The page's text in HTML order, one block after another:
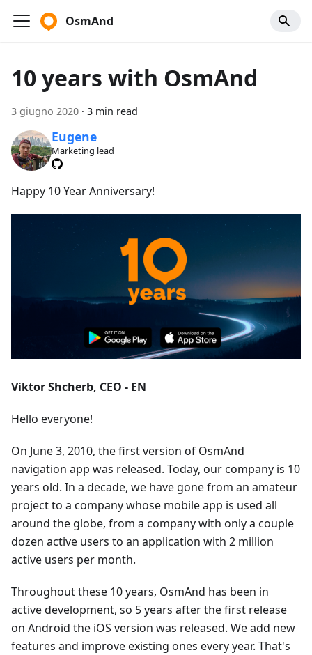
OsmAnd
10 years with OsmAnd
3 giugno 2020 · 3 min read
Eugene
Marketing lead
Happy 10 Year Anniversary!
Viktor Shcherb, CEO - EN
Hello everyone!
On June 3, 2010, the first version of OsmAnd
navigation app was released. Today, our company is 10
years old. In a decade, we have gone from an amateur
project to a company whose mobile app is used all
around the globe, from a company with only a couple
dozen active users to an application with 2 million
active users per month.
Throughout these 10 years, OsmAnd has been in
active development, so 5 years after the first release
on Android the iOS version was released. We add new
features and improve existing ones every year. That's